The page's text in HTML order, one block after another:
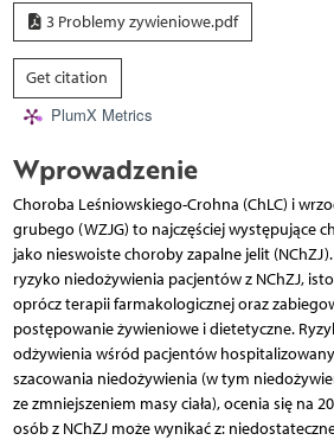
3 Problemy zywieniowe.pdf
Get citation
PlumX Metrics
Wprowadzenie
Choroba Leśniowskiego-Crohna (ChLC) i
grubego (WZJG) to najczęściej występujące
jako nieswoiste choroby zapalne jelit
ryzyko niedożywienia pacjentów z NChZJ,
oprócz terapii farmakologicznej oraz
postępowanie żywieniowe i dietetyczne.
odżywienia wśród pacjentów
szacowania niedożywienia (w tym
ze zmniejszeniem masy ciała), ocenia się na
osób z NChZJ może wynikać z: